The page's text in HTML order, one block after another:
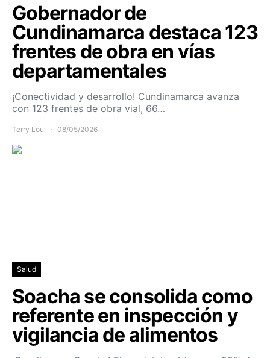
Gobernador de
Cundinamarca destaca 123
frentes de obra en vías
departamentales
¡Conectividad y desarrollo! Cundinamarca avanza
con 123 frentes de obra vial, 66…
Terry Loui 08/05/2026
Salud
Soacha se consolida como
referente en inspección y
vigilancia de alimentos